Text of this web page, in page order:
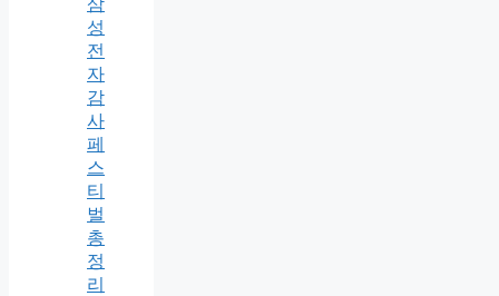
삼
성
전
자
감
사
페
스
티
벌
총
정
리